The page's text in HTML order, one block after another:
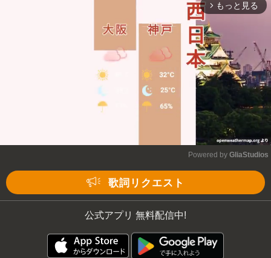
arrow_forward_ios もっと見る
Powered by GliaStudios
歌詞リクエスト
公式アプリ 無料配信中!